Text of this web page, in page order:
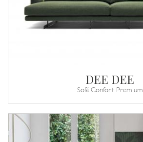
DEE DEE
Sofá Confort Premium